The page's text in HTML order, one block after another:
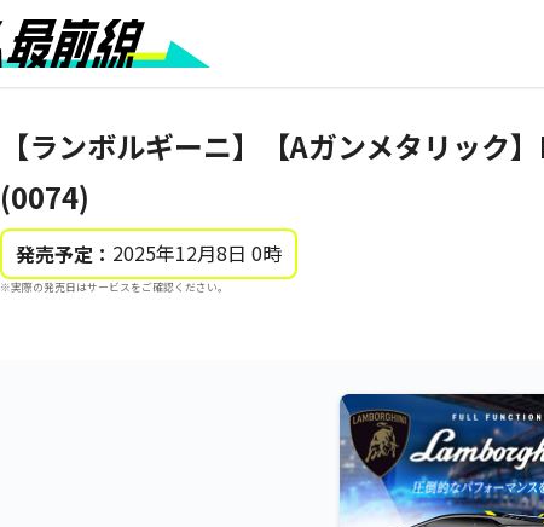
【ランボルギーニ】【Aガンメタリック
(0074)
発売予定： 2025年12月8日 0時
※実際の発売日はサービスをご確認ください。